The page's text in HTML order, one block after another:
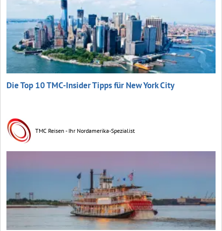
Die Top 10 TMC-Insider Tipps für New York City
TMC Reisen - Ihr Nordamerika-Spezialist